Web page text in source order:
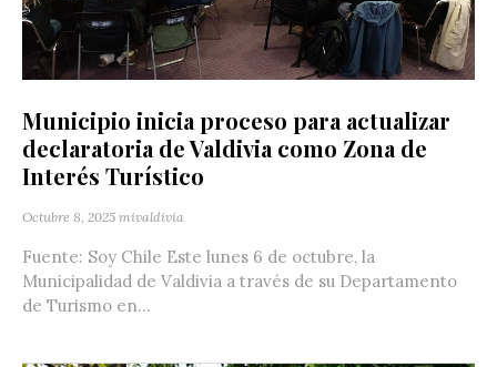
Municipio inicia proceso para actualizar
declaratoria de Valdivia como Zona de
Interés Turístico
Octubre 8, 2025 mivaldivia
Fuente: Soy Chile Este lunes 6 de octubre, la
Municipalidad de Valdivia a través de su Departamento
de Turismo en...